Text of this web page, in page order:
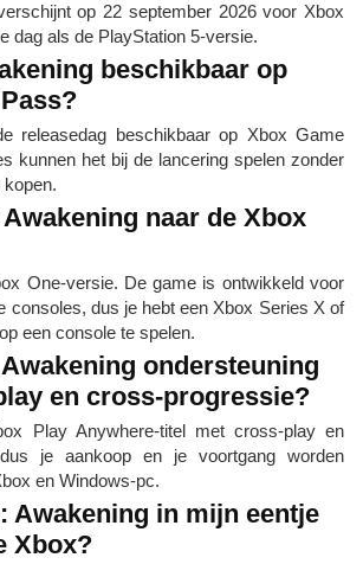
op 22 september 2026 voor Xbox
dag als de PlayStation 5-versie.
beschikbaar op
releasedag beschikbaar op Xbox Game
kunnen het bij de lancering spelen zonder
kopen.
naar de Xbox
One-versie. De game is ontwikkeld voor
consoles, dus je hebt een Xbox Series X of
een console te spelen.
ondersteuning
en cross-progressie?
Play Anywhere-titel met cross-play en
je aankoop en je voortgang worden
en Windows-pc.
Awakening in mijn eentje
Xbox?